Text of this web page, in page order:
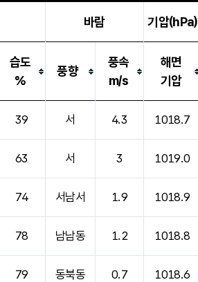
바람 기압(hPa)
습도
%
풍향
풍속
m/s
해면
기압
39 서 4.3 1018.7
63 서 3 1019.0
74 서남서 1.9 1018.9
78 남남동 1.2 1018.8
79 동북동 0.7 1018.6